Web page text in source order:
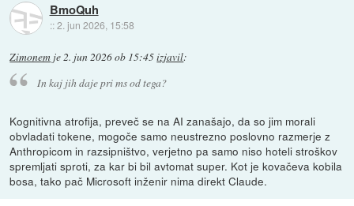
BmoQuh
::2. jun 2026, 15:58
Zimonem je2. jun 2026 ob 15:45izjavil:
In kaj jih daje pri ms od tega?
Kognitivna atrofija, preveč se na AI zanašajo, da so jim morali
obvladati tokene, mogoče samo neustrezno poslovno razmerje z
Anthropicom in razsipništvo, verjetno pa samo niso hoteli stroškov
spremljati sproti, za kar bi bil avtomat super. Kot je kovačeva kobila
bosa, tako pač Microsoft inženir nima direkt Claude.